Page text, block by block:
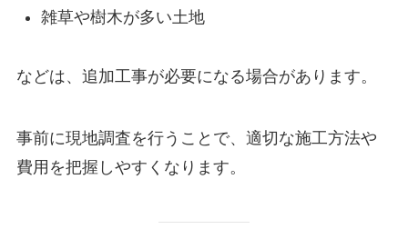
雑草や樹木が多い土地
などは、追加工事が必要になる場合があります。
事前に現地調査を行うことで、適切な施工方法や
費用を把握しやすくなります。